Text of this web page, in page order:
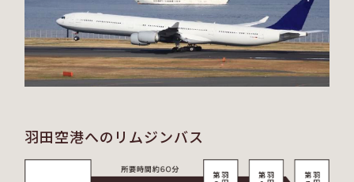
羽田空港へのリムジンバス